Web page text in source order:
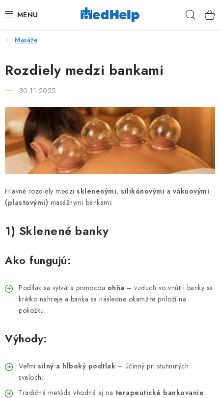
na
MASÁŽE
KOZMETIKA
PEDIKURA
KADERNÍCTVO
MANIKÚRA
TETOVANIE
FITNESS A REHABILITÁCIA
NOVINKY
Masáže
Rozdiely medzi bankami
30.11.2025
Hlavné rozdiely medzi sklenenými, silikónovými a vákuovými
(plastovými) masážnymi bankami:
1) Sklenené banky
Ako fungujú:
Podtlak sa vytvára pomocou ohňa – vzduch vo vnútri banky sa
krátko nahreje a banka sa následne okamžite priloží na
pokožku.
Výhody:
Veľmi silný a hlboký podtlak – účinný pri stuhnutých
svaloch.
Tradičná metóda vhodná aj na terapeutické bankovanie.